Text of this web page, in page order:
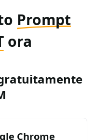
Prompt
ora
Chrome